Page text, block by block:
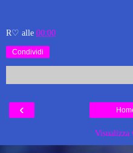
R♡ alle 00:00
Condividi
‹
Visualizza